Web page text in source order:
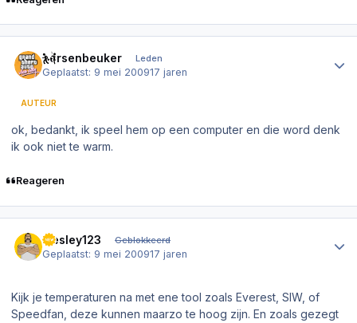
hersenbeuker Leden
Geplaatst: 9 mei 200917 jaren
AUTEUR
ok, bedankt, ik speel hem op een computer en die word denk
ik ook niet te warm.
Reageren
wesley123 Geblokkeerd
Geplaatst: 9 mei 200917 jaren
Kijk je temperaturen na met ene tool zoals Everest, SIW, of
Speedfan, deze kunnen maarzo te hoog zijn. En zoals gezegt